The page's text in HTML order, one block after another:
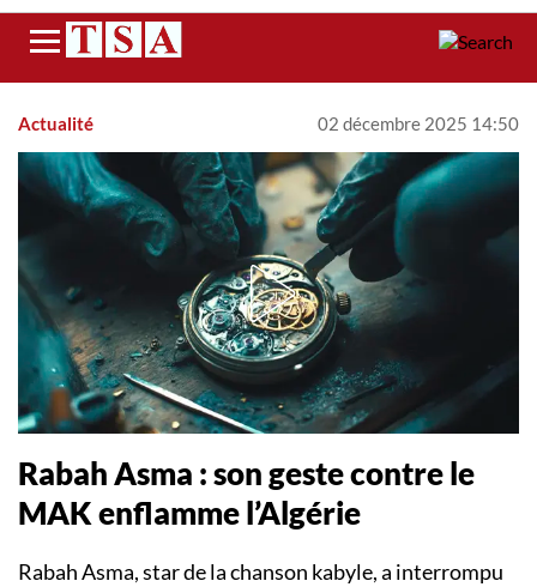
Menu
Actualité 02 décembre 2025 14:50
Rabah Asma : son geste contre le
MAK enflamme l’Algérie
Rabah Asma, star de la chanson kabyle, a interrompu